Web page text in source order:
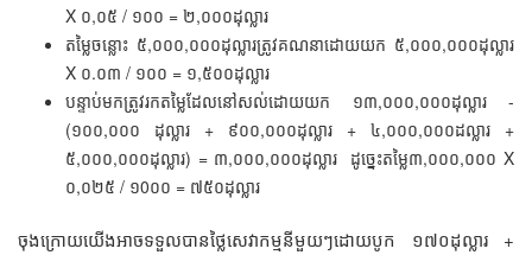
X ០,០៥ / ១០០ = ២,០០០ដុល្លារ
តម្លៃចន្លោះ ៥,០០០,០០០ដុល្លារត្រូវគណនាដោយយក ៥,០០០,០០០ដុល្លារ
X ០.០៣ / ១០០ = ១,៥០០ដុល្លារ
បន្ទាប់មកត្រូវរកតម្លៃដែលនៅសល់ដោយយក ១៣,០០០,០០០ដុល្លារ -
(១០០,០០០ ដុល្លារ + ៩០០,០០០ដុល្លារ + ៤,០០០,០០០ដល្លារ +
៥,០០០,០០០ដុល្លារ) = ៣,០០០,០០០ដុល្លារ ដូច្នេះតម្លៃ៣,០០០,០០០ X
០,០២៥ / ១0០០ = ៧៥០ដុល្លារ
ចុងក្រោយយើងអាចទទួលបានថ្លៃសេវាកម្មនីមួយៗដោយបូក ១៧០ដុល្លារ +